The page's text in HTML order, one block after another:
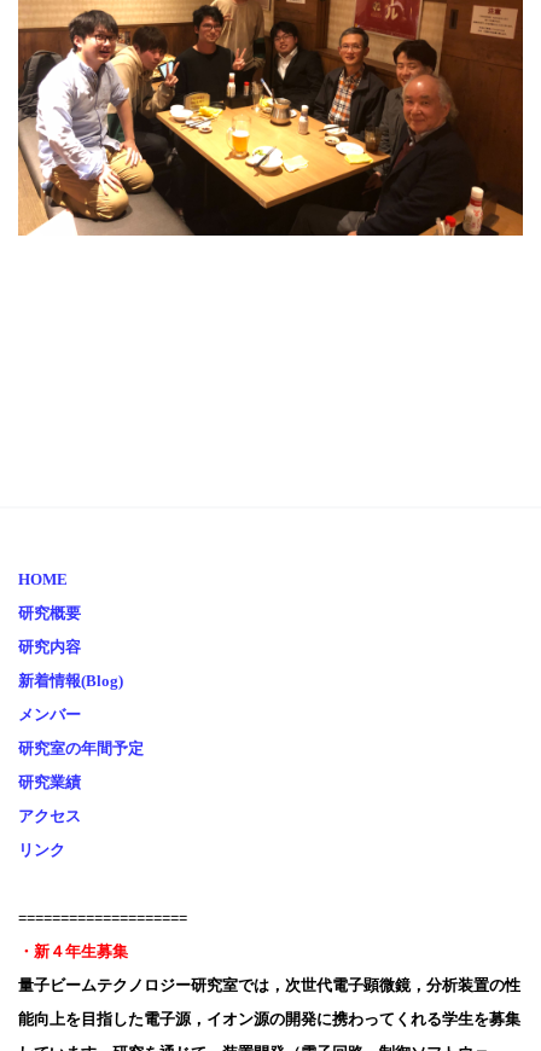
HOME
研究概要
研究内容
新着情報(Blog)
メンバー
研究室の年間予定
研究業績
アクセス
リンク
====================
・新４年生募集
量子ビームテクノロジー研究室では，次世代電子顕微鏡，分析装置の性
能向上を目指した電子源，イオン源の開発に携わってくれる学生を募集